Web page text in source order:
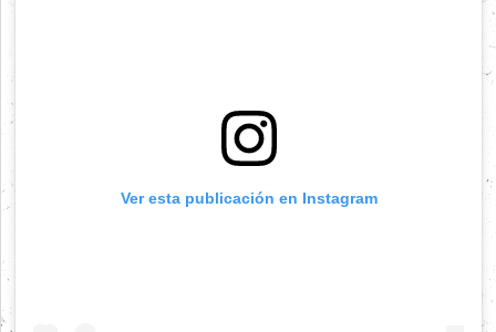
Ver esta publicación en Instagram